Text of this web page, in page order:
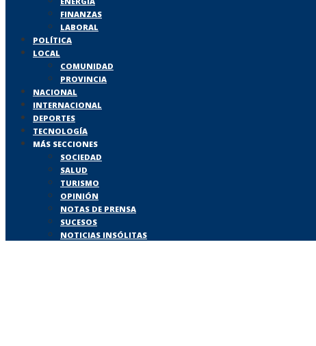
FINANZAS
LABORAL
POLÍTICA
LOCAL
COMUNIDAD
PROVINCIA
NACIONAL
INTERNACIONAL
DEPORTES
TECNOLOGÍA
MÁS SECCIONES
SOCIEDAD
SALUD
TURISMO
OPINIÓN
NOTAS DE PRENSA
SUCESOS
NOTICIAS INSÓLITAS